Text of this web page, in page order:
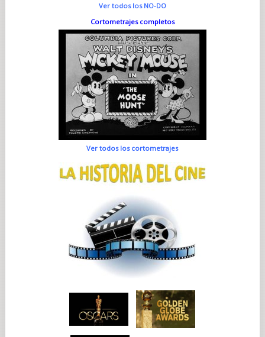
Ver todos los NO-DO
Cortometrajes completos
Ver todos los cortometrajes